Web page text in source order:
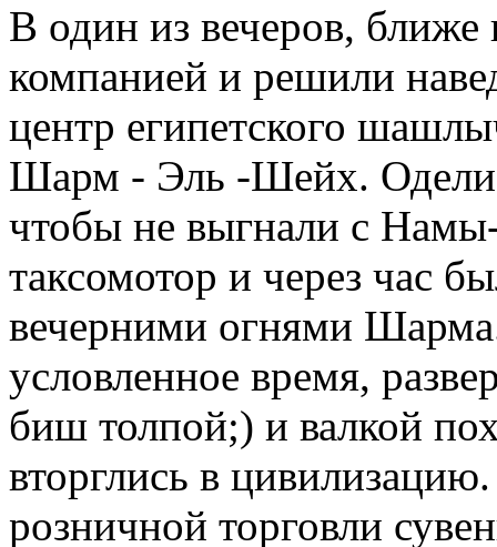
В один из вечеров, ближе
компанией и решили
центр египетского
Шарм - Эль -Шейх. Одели
чтобы не выгнали с Намы-
таксомотор и через час
вечерними огнями
условленное время,
биш толпой;) и валкой
вторглись в
розничной торговли